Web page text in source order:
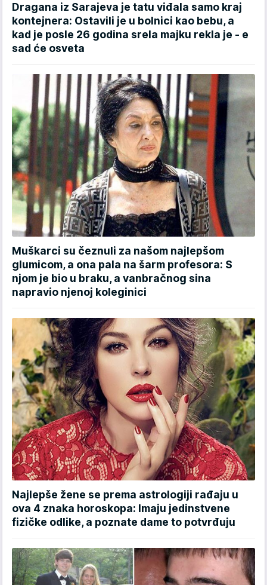
Dragana iz Sarajeva je tatu viđala samo kraj
kontejnera: Ostavili je u bolnici kao bebu, a
kad je posle 26 godina srela majku rekla je - e
sad će osveta
Muškarci su čeznuli za našom najlepšom
glumicom, a ona pala na šarm profesora: S
njom je bio u braku, a vanbračnog sina
napravio njenoj koleginici
Najlepše žene se prema astrologiji rađaju u
ova 4 znaka horoskopa: Imaju jedinstvene
fizičke odlike, a poznate dame to potvrđuju